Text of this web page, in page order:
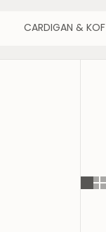
CARDIGAN &